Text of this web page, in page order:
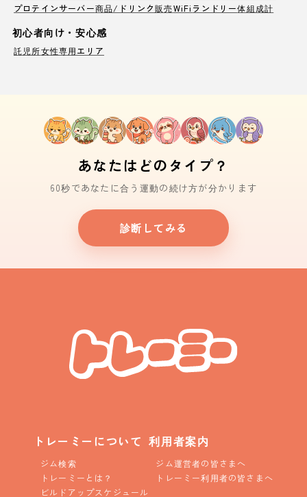
プロテインサーバー商品/ドリンク販売WiFi ランドリー体組成計
初心者向け・安心感
託児所女性専用エリア
あなたはどのタイプ？
60秒であなたに合う運動の続け方が分かります
診断してみる
トレーミーについて
ジム検索
トレーミーとは？
ビルドアップスケジュール
利用者案内
ジム運営者の皆さまへ
トレーミー利用者の皆さまへ